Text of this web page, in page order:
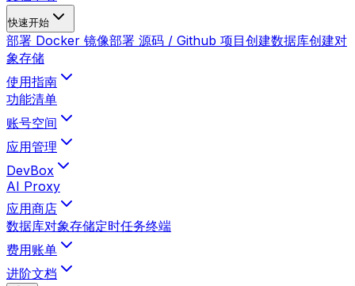
快速开始
部署 Docker 镜像部署 源码 / Github 项目创建数据库创建对
象存储
使用指南
功能清单
账号空间
应用管理
DevBox
AI Proxy
应用商店
数据库对象存储定时任务终端
费用账单
进阶文档